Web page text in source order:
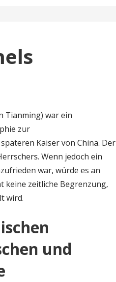
Tianming) war ein
zur
Kaiser von China. Der
Wenn jedoch ein
war, würde es an
keine zeitliche Begrenzung,
wird.
und